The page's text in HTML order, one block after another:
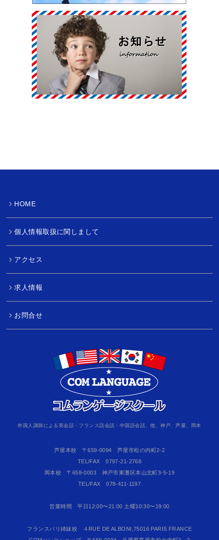
HOME
個人情報取扱に関しまして
アクセス
求人情報
お問合せ
外国人講師による英会話・フランス語会話・中国語会話、他、神戸、芦屋、岡本
芦屋本校 〒659-0094 芦屋市松の内町2-2
TEL/FAX 0797-21-2768
岡本校 〒658-0003 神戸市東灘区本山北町3-5-19
TEL/FAX 078-411-1197
営業時間 平日12:00〜21:00 土曜10:30〜19:00
フランスパリ姉妹校 ４RUE DE ALBONI,75016 PARIS FRANCE